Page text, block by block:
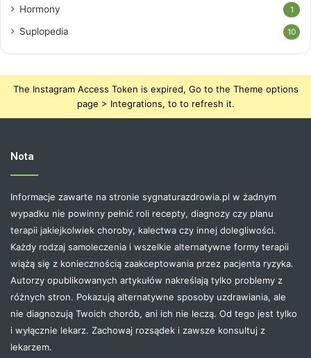
Hormony 1
Suplopedia 10
The Instagram Access Token is expired, Go to the Theme options
page > Integrations, to to refresh it.
Nota
Informacje zawarte na stronie sygnaturazdrowia.pl w żadnym
wypadku nie powinny pełnić roli recepty, diagnozy czy planu
terapii jakiejkolwiek choroby, kalectwa czy innej dolegliwości.
Każdy rodzaj samoleczenia i wszelkie alternatywne formy terapii
wiążą się z koniecznością zaakceptowania przez pacjenta ryzyka.
Autorzy opublikowanych artykułów nakreślają tylko problemy z
różnych stron. Pokazują alternatywne sposoby uzdrawiania, ale
nie diagnozują Twoich chorób, ani ich nie leczą. Od tego jest tylko
i wyłącznie lekarz. Zachowaj rozsądek i zawsze konsultuj z
lekarzem.